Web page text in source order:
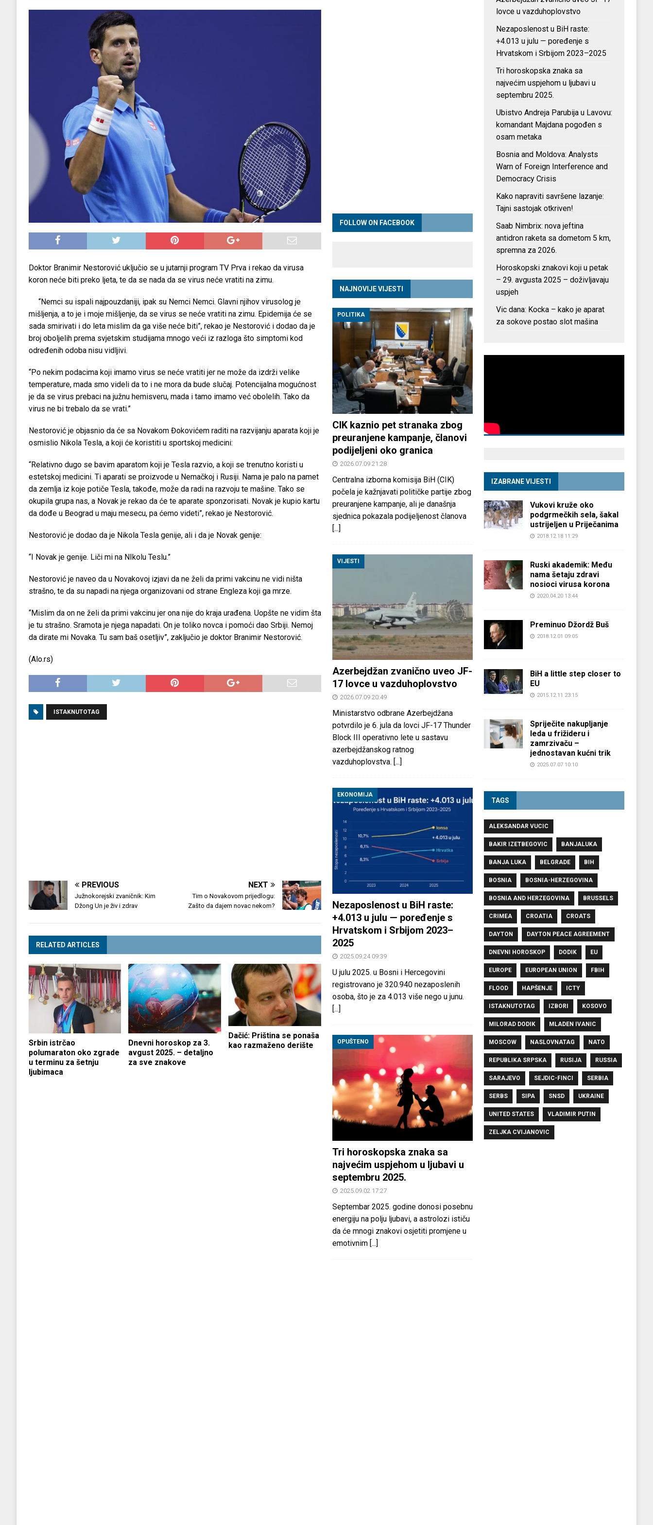
[ 2025.09.02 17:27 ]
[ 2025.08.30 15:28 ]
[ 2018.12.09 09:30 ]
Doktor Branimir Nestorović uključio se u jutarnji program TV Prva i rekao da virusa
koron neće biti preko ljeta, te da se nada da se virus neće vratiti na zimu.
“Nemci su ispali najpouzdaniji, ipak su Nemci Nemci. Glavni njihov virusolog je
mišljenja, a to je i moje mišljenje, da se virus se neće vratiti na zimu. Epidemija će se
sada smirivati i do leta mislim da ga više neće biti”, rekao je Nestorović i dodao da je
broj oboljelih prema svjetskim studijama mnogo veći iz razloga što simptomi kod
određenih odoba nisu vidljivi.
“Po nekim podacima koji imamo virus se neće vratiti jer ne može da izdrži velike
temperature, mada smo videli da to i ne mora da bude slučaj. Potencijalna mogućnost
je da se virus prebaci na južnu hemisveru, mada i tamo imamo već obolelih. Tako da
virus ne bi trebalo da se vrati.”
Nestorović je objasnio da će sa Novakom Đokovićem raditi na razvijanju aparata koji je
osmislio Nikola Tesla, a koji će koristiti u sportskoj medicini:
“Relativno dugo se bavim aparatom koji je Tesla razvio, a koji se trenutno koristi u
estetskoj medicini. Ti aparati se proizvode u Nemačkoj i Rusiji. Nama je palo na pamet
da zemlja iz koje potiče Tesla, takođe, može da radi na razvoju te mašine. Tako se
okupila grupa nas, a Novak je rekao da će te aparate sponzorisati. Novak je kupio kartu
da dođe u Beograd u maju mesecu, pa ćemo videti”, rekao je Nestorović.
Nestorović je dodao da je Nikola Tesla genije, ali i da je Novak genije:
“I Novak je genije. Liči mi na NIkolu Teslu.”
Nestorović je naveo da u Novakovoj izjavi da ne želi da primi vakcinu ne vidi ništa
strašno, te da su napadi na njega organizovani od strane Engleza koji ga mrze.
“Mislim da on ne želi da primi vakcinu jer ona nije do kraja urađena. Uopšte ne vidim šta
je tu strašno. Sramota je njega napadati. On je toliko novca i pomoći dao Srbiji. Nemoj
da dirate mi Novaka. Tu sam baš osetljiv”, zaključio je doktor Branimir Nestorović.
(Alo.rs)
ISTAKNUTOTAG
PREVIOUS
Južnokorejski zvaničnik: Kim
Džong Un je živ i zdrav
NEXT
Tim o Novakovom prijedlogu:
Zašto da dajem novac nekom?
RELATED ARTICLES
Srbin istrčao
polumaraton oko zgrade
u terminu za šetnju
ljubimaca
Dnevni horoskop za 3.
avgust 2025. – detaljno
za sve znakove
Dačić: Priština se ponaša
kao razmaženo derište
FOLLOW ON FACEBOOK
NAJNOVIJE VIJESTI
POLITIKA
CIK kaznio pet stranaka zbog
preuranjene kampanje, članovi
podijeljeni oko granica
2026.07.09 21:28
Centralna izborna komisija BiH (CIK)
počela je kažnjavati političke partije zbog
preuranjene kampanje, ali je današnja
sjednica pokazala podijeljenost članova
[...]
VIJESTI
Azerbejdžan zvanično uveo JF-
17 lovce u vazduhoplovstvo
2026.07.09 20:49
Ministarstvo odbrane Azerbejdžana
potvrdilo je 6. jula da lovci JF-17 Thunder
Block III operativno lete u sastavu
azerbejdžanskog ratnog
vazduhoplovstva. [...]
EKONOMIJA
Nezaposlenost u BiH raste:
+4.013 u julu — poređenje s
Hrvatskom i Srbijom 2023–
2025
2025.09.24 09:39
U julu 2025. u Bosni i Hercegovini
registrovano je 320.940 nezaposlenih
osoba, što je za 4.013 više nego u junu.
[...]
OPUŠTENO
Tri horoskopska znaka sa
najvećim uspjehom u ljubavi u
septembru 2025.
2025.09.02 17:27
Septembar 2025. godine donosi posebnu
energiju na polju ljubavi, a astrolozi ističu
da će mnogi znakovi osjetiti promjene u
emotivnim [...]
lovce u vazduhoplovstvo
Nezaposlenost u BiH raste:
+4.013 u julu — poređenje s
Hrvatskom i Srbijom 2023–2025
Tri horoskopska znaka sa
najvećim uspjehom u ljubavi u
septembru 2025.
Ubistvo Andreja Parubija u Lavovu:
komandant Majdana pogođen s
osam metaka
Bosnia and Moldova: Analysts
Warn of Foreign Interference and
Democracy Crisis
Kako napraviti savršene lazanje:
Tajni sastojak otkriven!
Saab Nimbrix: nova jeftina
antidron raketa sa dometom 5 km,
spremna za 2026.
Horoskopski znakovi koji u petak
– 29. avgusta 2025 – doživljavaju
uspjeh
Vic dana: Kocka – kako je aparat
za sokove postao slot mašina
IZABRANE VIJESTI
Vukovi kruže oko
podgrmečkih sela, šakal
ustrijeljen u Priječanima
2018.12.18 11:29
Ruski akademik: Među
nama šetaju zdravi
nosioci virusa korona
2020.04.20 13:44
Preminuo Džordž Buš
2018.12.01 09:05
BiH a little step closer to
EU
2015.12.11 23:15
Spriječite nakupljanje
leda u frižideru i
zamrzivaču –
jednostavan kućni trik
2025.07.07 10:10
TAGS
ALEKSANDAR VUCIC
BAKIR IZETBEGOVIC BANJALUKA
BANJA LUKA BELGRADE BIH
BOSNIA BOSNIA-HERZEGOVINA
BOSNIA AND HERZEGOVINA BRUSSELS
CRIMEA CROATIA CROATS
DAYTON DAYTON PEACE AGREEMENT
DNEVNI HOROSKOP DODIK EU
EUROPE EUROPEAN UNION FBIH
FLOOD HAPŠENJE ICTY
ISTAKNUTOTAG IZBORI KOSOVO
MILORAD DODIK MLADEN IVANIC
MOSCOW NASLOVNATAG NATO
REPUBLIKA SRPSKA RUSIJA RUSSIA
SARAJEVO SEJDIC-FINCI SERBIA
SERBS SIPA SNSD UKRAINE
UNITED STATES VLADIMIR PUTIN
ZELJKA CVIJANOVIC